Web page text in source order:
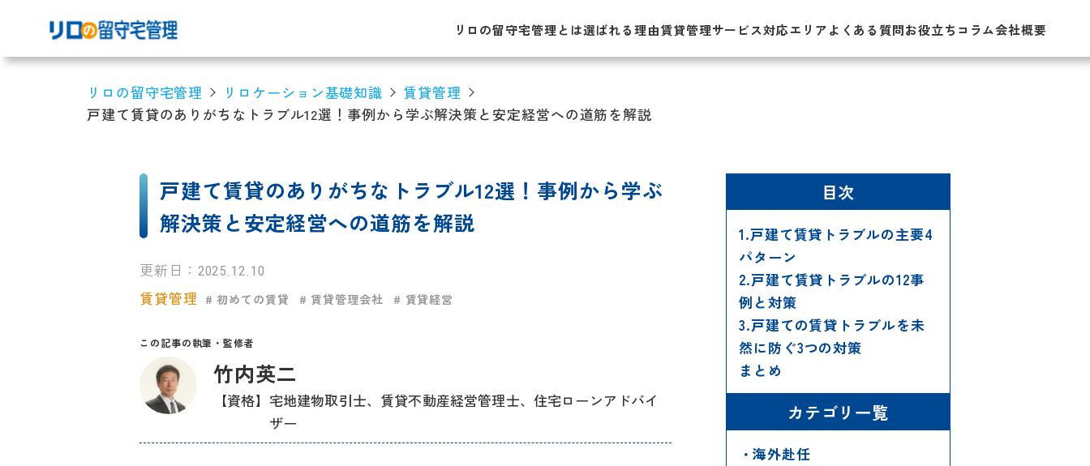
リロの留守宅管理とは選ばれる理由賃貸管理サービス対応エリアよくある質問お役立ちコラム会社概要
リロの留守宅管理 リロケーション基礎知識
賃貸管理
戸建て賃貸のありがちなトラブル12選！事例から学ぶ解決策と安定経営への道筋を解説
戸建て賃貸のありがちなトラブル12選！事例から学ぶ
解決策と安定経営への道筋を解説
更新日： 2025.12.10
賃貸管理 # 初めての賃貸 # 賃貸管理会社 # 賃貸経営
この記事の執筆・監修者
竹内英二
【資格】 宅地建物取引士、賃貸不動産経営管理士、住宅ローンアドバイ
ザー
目次
1.戸建て賃貸トラブルの主要4
パターン
2.戸建て賃貸トラブルの12事
例と対策
3.戸建ての賃貸トラブルを未
然に防ぐ3つの対策
まとめ
カテゴリ一覧
海外赴任